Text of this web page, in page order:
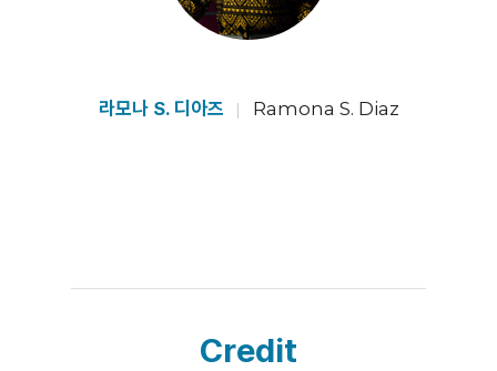
라모나 S. 디아즈 Ramona S. Diaz
Credit